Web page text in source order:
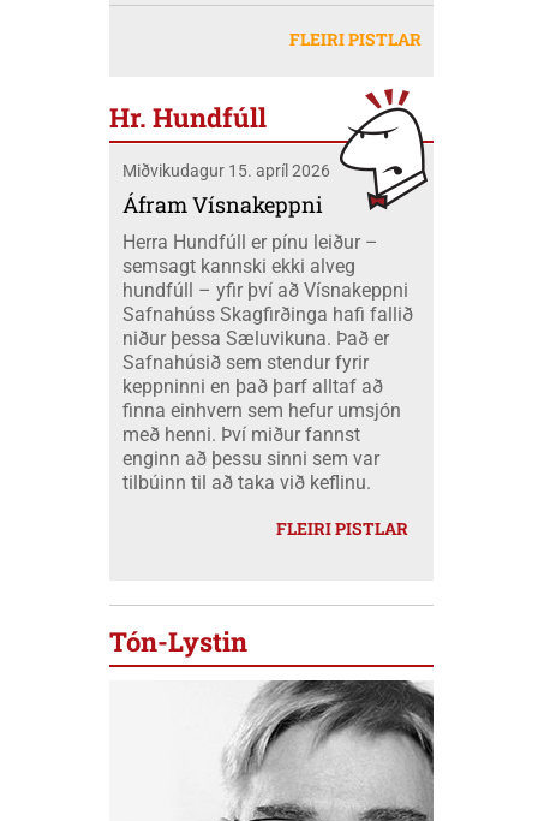
peningum. Væri ekki nær að nota þá
Jóhannesdóttur Mobeck og Kari Elise
Mobeck kl. 15:00. Auk þess verður boðið
Borghildi Óskarsdóttur, Ósk
Vilhjálmsdóttur og Huldu Ragnhildi
Akureyri, dagana 20-26 júlí. Eilífsbúar
létu sig ekki vanta þangað og fóru átta
Við áttum einnig fólk í fjölskyldubúðum,
fengum aukahendur til að aðstoða í
"matartjaldinu" og síðan komu margir úr
félaginu okkar í heimsókn til okkar á
opna deginum. Landsmót skáta er
stærsti viðburður skátahreyfingarinnar
og voru að þessu sinni um 1100
þátttakendur frá fjöldamörgum þjóðum
en flestir af erlendu skátunum komu frá
Kanada eða um 400 skátar.
FLEIRI PISTLAR
Hr. Hundfúll
Miðvikudagur 15. apríl 2026
Áfram Vísnakeppni
Herra Hundfúll er pínu leiður –
semsagt kannski ekki alveg
hundfúll – yfir því að Vísnakeppni
Safnahúss Skagfirðinga hafi fallið
niður þessa Sæluvikuna. Það er
Safnahúsið sem stendur fyrir
keppninni en það þarf alltaf að
finna einhvern sem hefur umsjón
með henni. Því miður fannst
enginn að þessu sinni sem var
tilbúinn til að taka við keflinu.
FLEIRI PISTLAR
Tón-Lystin